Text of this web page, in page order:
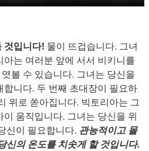
것입니다! 물이 뜨겁습니다. 그녀
는 여러분 앞에 서서 비키니를
볼 수 있습니다. 그녀는 당신을
니다. 두 번째 초대장이 필요하
위로 쏟아집니다. 빅토리아는 그
움직입니다. 그녀는 당신을 위
신이 필요합니다. 관능적이고 몰
신의 온도를 치솟게 할 것입니다.